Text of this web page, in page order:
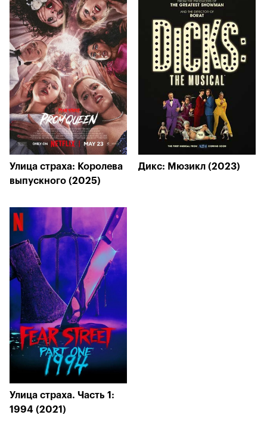
Улица страха: Королева
выпускного (2025)
Дикс: Мюзикл (2023)
Улица страха. Часть 1:
1994 (2021)